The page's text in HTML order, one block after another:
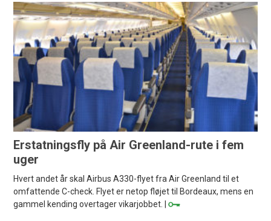
Erstatningsfly på Air Greenland-rute i fem
uger
Hvert andet år skal Airbus A330-flyet fra Air Greenland til et
omfattende C-check. Flyet er netop fløjet til Bordeaux, mens en
gammel kending overtager vikarjobbet. |